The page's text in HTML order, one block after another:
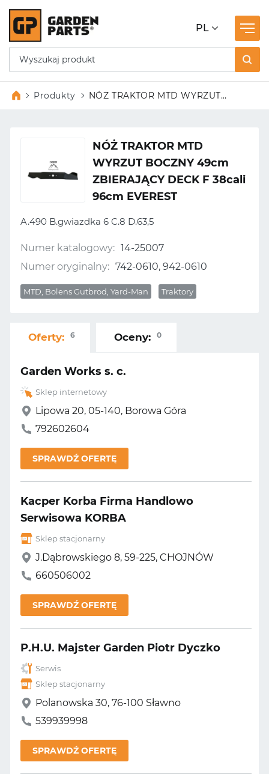
PL
Produkty
NÓŻ TRAKTOR MTD WYRZUT
NÓŻ TRAKTOR MTD
WYRZUT BOCZNY 49cm
ZBIERAJĄCY DECK F 38cali
96cm EVEREST
A.490 B.gwiazdka 6 C.8 D.63,5
Numer katalogowy: 14-25007
Numer oryginalny: 742-0610, 942-0610
MTD, Bolens Gutbrod, Yard-Man Traktory
Oferty: 6 Oceny: 0
Garden Works s. c.
Sklep internetowy
Lipowa 20, 05-140, Borowa Góra
792602604
SPRAWDŹ OFERTĘ
Kacper Korba Firma Handlowo
Serwisowa KORBA
Sklep stacjonarny
J.Dąbrowskiego 8, 59-225, CHOJNÓW
660506002
SPRAWDŹ OFERTĘ
P.H.U. Majster Garden Piotr Dyczko
Serwis
Sklep stacjonarny
Polanowska 30, 76-100 Sławno
539939998
SPRAWDŹ OFERTĘ